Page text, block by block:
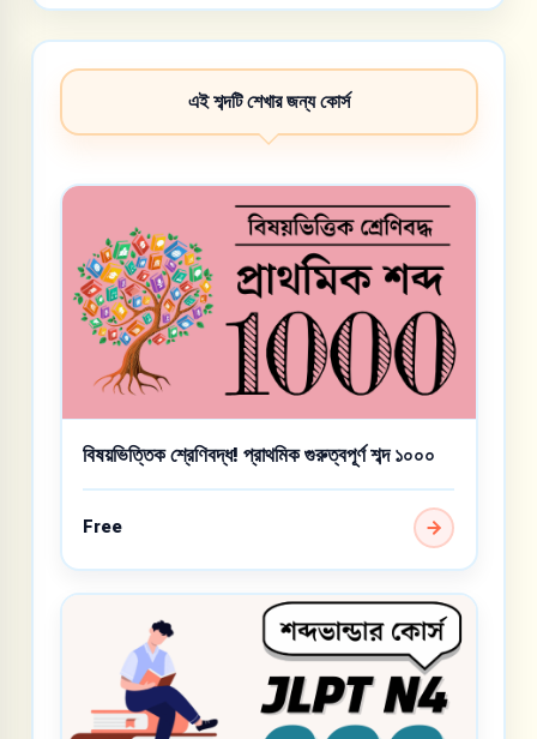
এই শব্দটি শেখার জন্য কোর্স
বিষয়ভিত্তিক শ্রেণিবদ্ধ! প্রাথমিক গুরুত্বপূর্ণ শব্দ ১০০০
Free